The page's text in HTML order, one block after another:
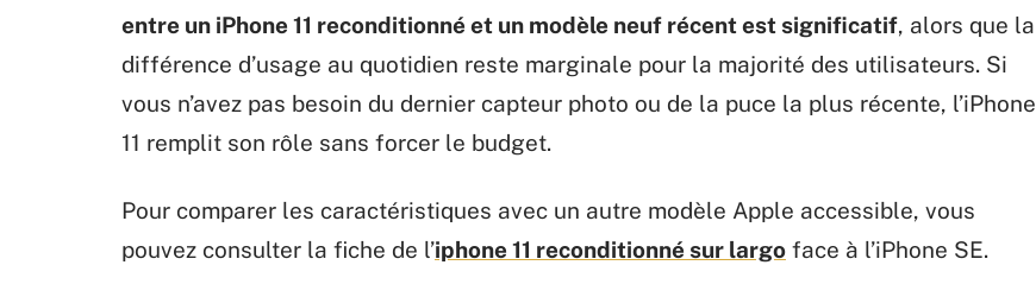
entre un iPhone 11 reconditionné et un modèle neuf récent est significatif, alors que la
différence d’usage au quotidien reste marginale pour la majorité des utilisateurs. Si
vous n’avez pas besoin du dernier capteur photo ou de la puce la plus récente, l’iPhone
11 remplit son rôle sans forcer le budget.
Pour comparer les caractéristiques avec un autre modèle Apple accessible, vous
pouvez consulter la fiche de l’iphone 11 reconditionné sur largo face à l’iPhone SE.